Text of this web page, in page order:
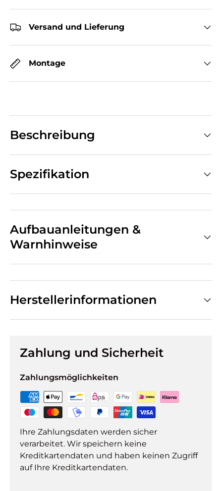
Versand und Lieferung
Montage
Beschreibung
Spezifikation
Aufbauanleitungen &
Warnhinweise
Herstellerinformationen
Zahlung und Sicherheit
Zahlungsmöglichkeiten
Ihre Zahlungsdaten werden sicher
verarbeitet. Wir speichern keine
Kreditkartendaten und haben keinen Zugriff
auf Ihre Kreditkartendaten.